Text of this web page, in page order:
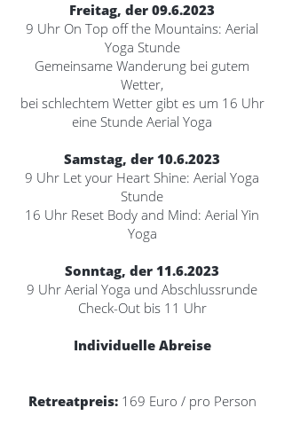
Freitag, der 09.6.2023
9 Uhr On Top off the Mountains: Aerial
Yoga Stunde
Gemeinsame Wanderung bei gutem
Wetter,
bei schlechtem Wetter gibt es um 16 Uhr
eine Stunde Aerial Yoga
Samstag, der 10.6.2023
9 Uhr Let your Heart Shine: Aerial Yoga
Stunde
16 Uhr Reset Body and Mind: Aerial Yin
Yoga
Sonntag, der 11.6.2023
9 Uhr Aerial Yoga und Abschlussrunde
Check-Out bis 11 Uhr
Individuelle Abreise
Retreatpreis:169 Euro / pro Person